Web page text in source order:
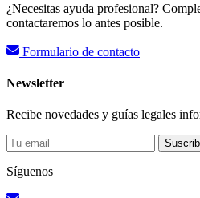
¿Necesitas ayuda profesional?
contactaremos lo antes posible.
Formulario de contacto
Newsletter
Recibe novedades y guías legales
Síguenos